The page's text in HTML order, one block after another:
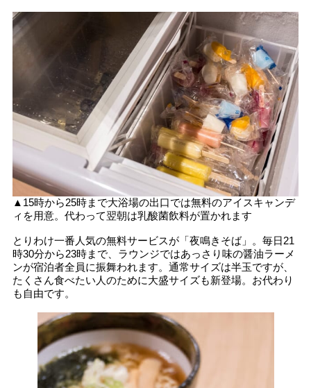
▲15時から25時まで大浴場の出口では無料のアイスキャンデ
ィを用意。代わって翌朝は乳酸菌飲料が置かれます
とりわけ一番人気の無料サービスが「夜鳴きそば」。毎日21
時30分から23時まで、ラウンジではあっさり味の醤油ラーメ
ンが宿泊者全員に振舞われます。通常サイズは半玉ですが、
たくさん食べたい人のために大盛サイズも新登場。お代わり
も自由です。